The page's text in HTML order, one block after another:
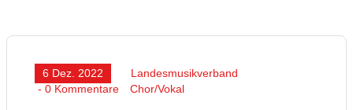
6 Dez. 2022
Landesmusikverband
- 0 Kommentare
Chor/Vokal